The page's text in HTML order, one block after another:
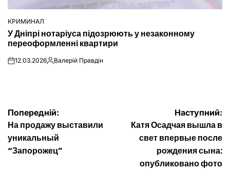
ОПУБЛІКУВАТИ
У
КРИМИНАЛ
У Дніпрі нотаріуса підозрюють у незаконному
переоформленні квартири
on12.03.2026Опубліковано
Валерій Правдін
Навігація
записів
Попередній:
На продажу выставили
уникальный
“Запорожец”
Наступний:
Катя Осадчая вышла в
свет впервые после
рождения сына:
опубликовано фото